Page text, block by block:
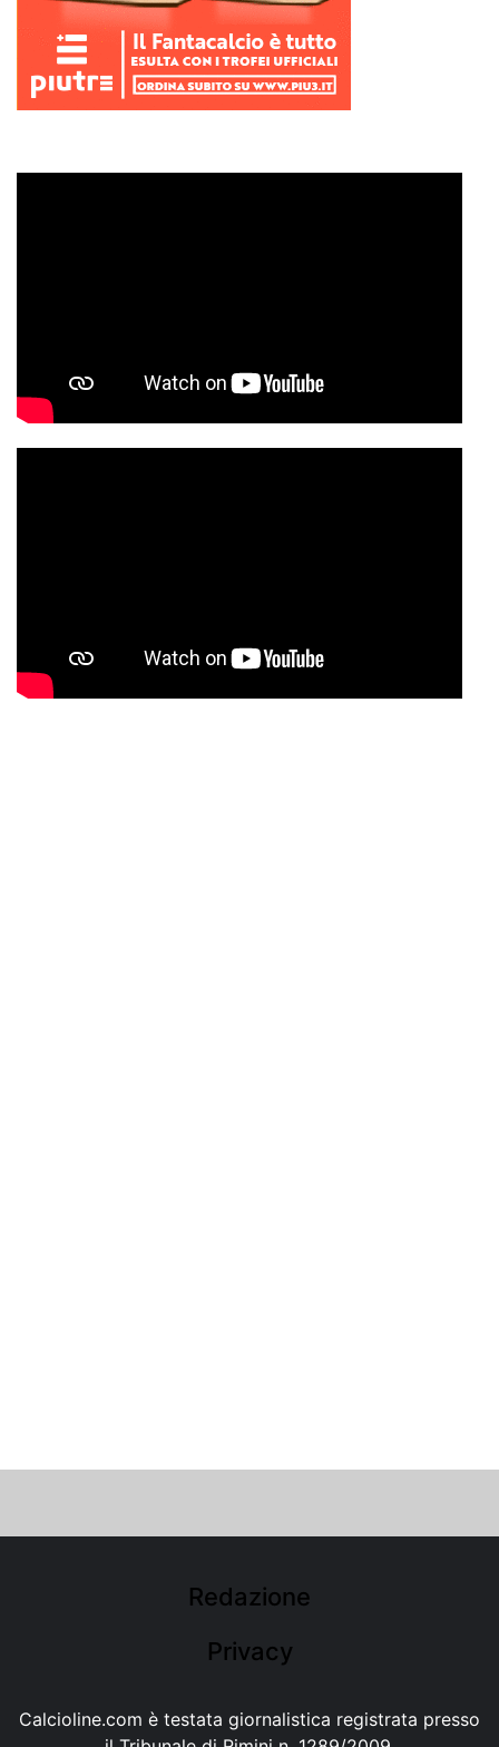
Redazione
Privacy
Calcioline.com è testata giornalistica registrata presso